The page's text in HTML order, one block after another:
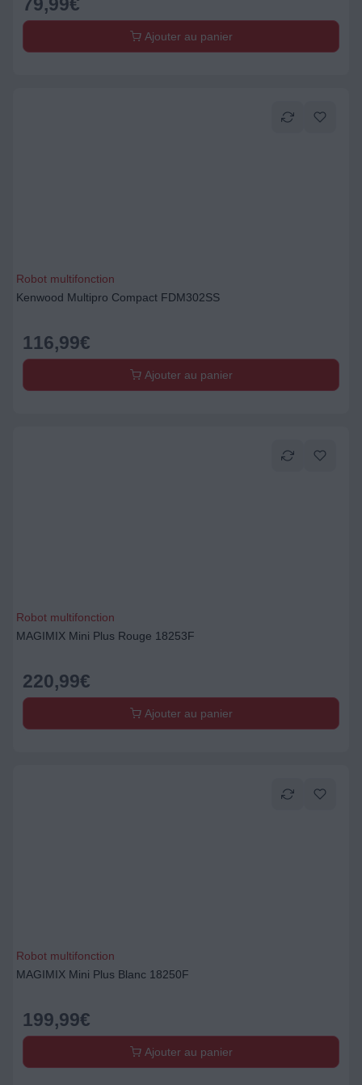
Ajouter au panier
Robot multifonction
Kenwood Multipro Compact FDM302SS
116,99€
Ajouter au panier
Robot multifonction
MAGIMIX Mini Plus Rouge 18253F
220,99€
Ajouter au panier
Robot multifonction
MAGIMIX Mini Plus Blanc 18250F
199,99€
Ajouter au panier